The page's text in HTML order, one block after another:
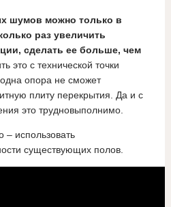
шумов можно только в
раз увеличить
сделать ее больше, чем
это с технической точки
опора не сможет
плиту перекрытия. Да и с
это трудновыполнимо.
использовать
существующих полов.